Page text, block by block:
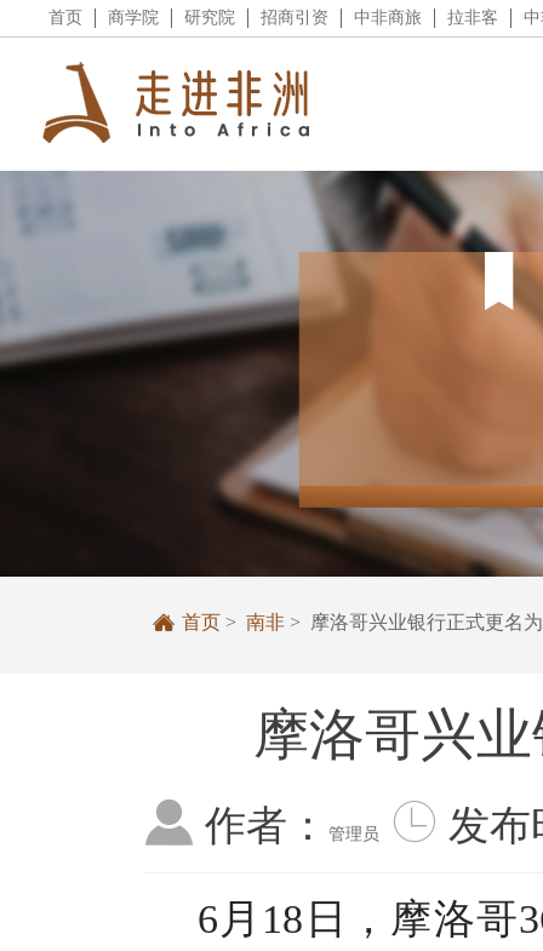
首页 商学院 研究院 招商引资 中非商旅 拉非客
 首页 > 南非 > 摩洛哥兴业银行正式更名
摩洛哥兴
 作者： 管理员  发布
6月18日，摩洛哥